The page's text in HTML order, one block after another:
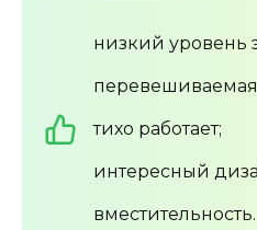
низкий уровень
тихо работает;
интересный
вместительность.